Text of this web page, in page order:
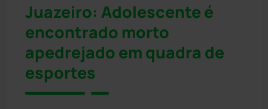
Juazeiro: Adolescente é
encontrado morto
apedrejado em quadra de
esportes